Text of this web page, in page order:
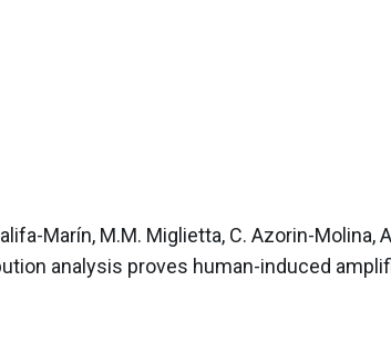
Marín, M.M. Miglietta, C. Azorin-Molina,
analysis proves human-induced